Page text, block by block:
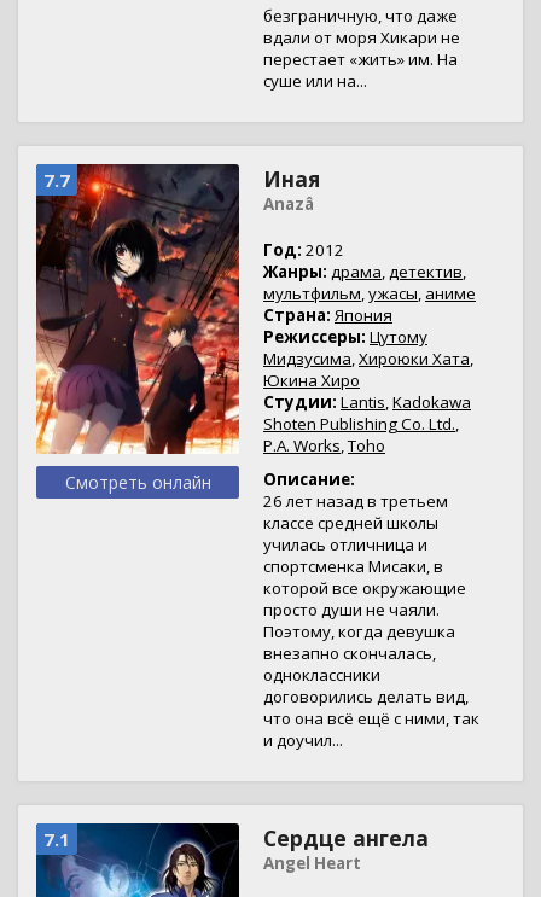
безграничную, что даже
вдали от моря Хикари не
перестает «жить» им. На
суше или на...
7.7
Смотреть онлайн
Иная
Anazâ
Год: 2012
Жанры: драма,детектив,
мультфильм,ужасы, аниме
Страна: Япония
Режиссеры: Цутому
Мидзусима,Хироюки Хата,
Юкина Хиро
Студии: Lantis,Kadokawa
Shoten Publishing Co. Ltd.,
P.A. Works,Toho
Описание:
26 лет назад в третьем
классе средней школы
училась отличница и
спортсменка Мисаки, в
которой все окружающие
просто души не чаяли.
Поэтому, когда девушка
внезапно скончалась,
одноклассники
договорились делать вид,
что она всё ещё с ними, так
и доучил...
7.1 Сердце ангела
Angel Heart